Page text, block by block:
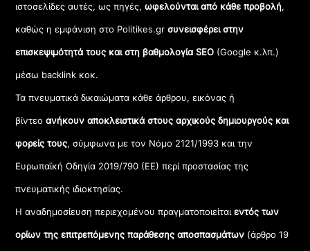
ιστοσελίδες αυτές, ως πηγές,ωφελούνται από κάθε προβολή,
καθώς η εμφάνιση στο Politikes.gr συνεισφέρει στην
επισκεψιμότητά τους και στη βαθμολογία SEO (Google κ.λπ.)
μέσω backlink κοκ.
Τα πνευματικά δικαιώματα κάθε άρθρου, εικόνας ή
βίντεοανήκουν αποκλειστικά στους αρχικούς δημιουργούς και
φορείς τους, σύμφωνα με τον Νόμο 2121/1993 και την
Ευρωπαϊκή Οδηγία 2019/790 (ΕΕ) περί προστασίας της
πνευματικής ιδιοκτησίας.
Η αναδημοσίευση περιεχομένου πραγματοποιείταιεντός των
ορίων της επιτρεπόμενης παράθεσης αποσπασμάτων (άρθρο 19